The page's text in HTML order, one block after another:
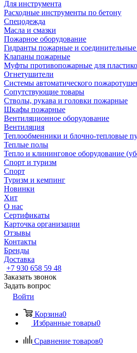
Для инструмента
Расходные инструменты по бетону
Спецодежда
Масла и смазки
Пожарное оборудование
Гидранты пожарные и соединительные
Клапаны пожарные
Муфты противопожарные для
Огнетушители
Системы автоматического
Сопутствующие товары
Стволы, рукава и головки пожарные
Шкафы пожарные
Вентиляционное оборудование
Вентиляция
Теплообменники и блочно-тепловые
Теплые полы
Тепло и клининговое оборудование
Спорт и туризм
Спорт
Туризм и кемпинг
Новинки
Хит
О нас
Сертификаты
Карточка организации
Отзывы
Контакты
Бренды
Доставка
‪+7 930 658 59 48
Заказать звонок
Задать вопрос
Войти
Корзина0
Избранные товары0
Сравнение товаров0